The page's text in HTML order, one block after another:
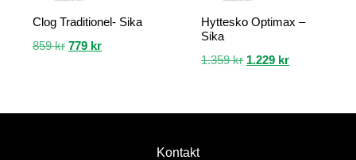
Clog Traditionel- Sika
859kr Opprinnelig
779 krNåværende
har
Hyttesko Optimax –
Sika
1.359kr Opprinnelig
1.359 kr.
1.229 krNåværende
1.229 kr.
produktet
flere
Kontakt